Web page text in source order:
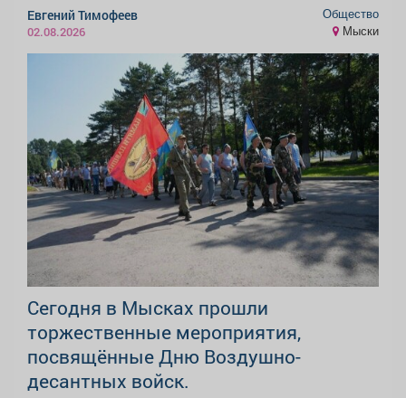
Евгений Тимофеев
02.08.2026
Общество
Мыски
Сегодня в Мысках прошли
торжественные мероприятия,
посвящённые Дню Воздушно-
десантных войск.